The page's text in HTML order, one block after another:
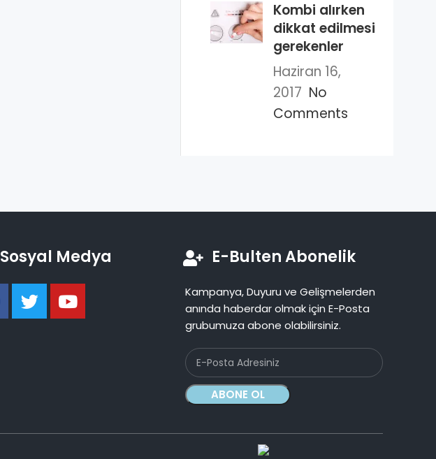
Kombi alırken
dikkat edilmesi
gerekenler
Haziran 16,
2017 No
Comments
Sosyal Medya E-Bulten Abonelik
Kampanya, Duyuru ve Gelişmelerden
anında haberdar olmak için E-Posta
grubumuza abone olabilirsiniz.